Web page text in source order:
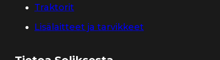
Traktorit
Lisälaitteet ja tarvikkeet